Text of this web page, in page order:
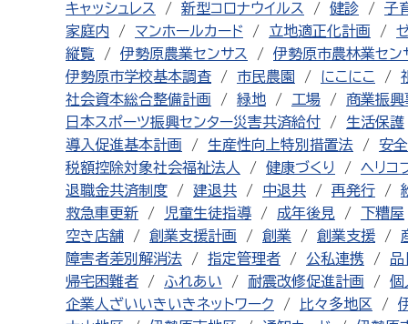
キャッシュレス
新型コロナウイルス 健診
子
家庭内
マンホールカード 立地適正化計画
縦覧
伊勢原農業センサス
伊勢原市農林業セン
伊勢原市学校基本調査
市民農園 にこにこ
社会資本総合整備計画
緑地 工場
商業振興
日本スポーツ振興センター災害共済給付
生活保護
導入促進基本計画
生産性向上特別措置法
安
税額控除対象社会福祉法人
健康づくり
ヘリコ
退職金共済制度
建退共 中退共 再発行
救急車更新
児童生徒指導 成年後見
下糟屋
空き店舗
創業支援計画 創業 創業支援
障害者差別解消法
指定管理者 公私連携
品
帰宅困難者
ふれあい 耐震改修促進計画
個
企業人ざいいきいきネットワーク
比々多地区